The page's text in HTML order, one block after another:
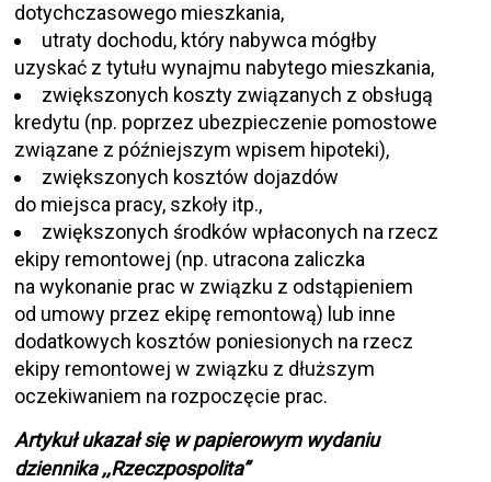
dotychczasowego mieszkania,
utraty dochodu, który nabywca mógłby
uzyskać z tytułu wynajmu nabytego mieszkania,
zwiększonych koszty związanych z obsługą
kredytu (np. poprzez ubezpieczenie pomostowe
związane z późniejszym wpisem hipoteki),
zwiększonych kosztów dojazdów
do miejsca pracy, szkoły itp.,
zwiększonych środków wpłaconych na rzecz
ekipy remontowej (np. utracona zaliczka
na wykonanie prac w związku z odstąpieniem
od umowy przez ekipę remontową) lub inne
dodatkowych kosztów poniesionych na rzecz
ekipy remontowej w związku z dłuższym
oczekiwaniem na rozpoczęcie prac.
Artykuł ukazał się w papierowym wydaniu
dziennika ,,Rzeczpospolita”